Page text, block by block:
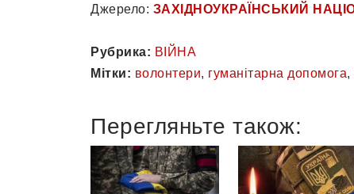
Джерело: ЗАХІДНОУКРАЇНСЬКИЙ
Рубрика: ВІЙНА
Мітки: волонтери, гуманітарна допомога,
Перегляньте також: